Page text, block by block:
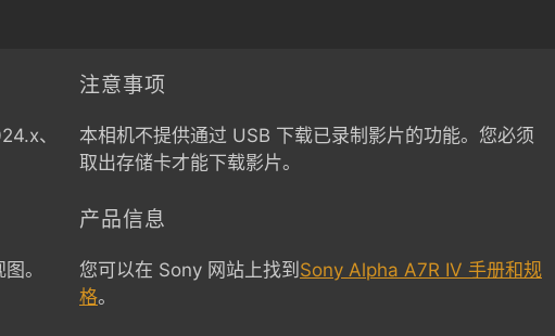
、
。
注意事项
本相机不提供通过 USB 下载已录制影片的功能。您必须
取出存储卡才能下载影片。
产品信息
您可以在 Sony 网站上找到 Sony Alpha A7R IV 手册和规
格。